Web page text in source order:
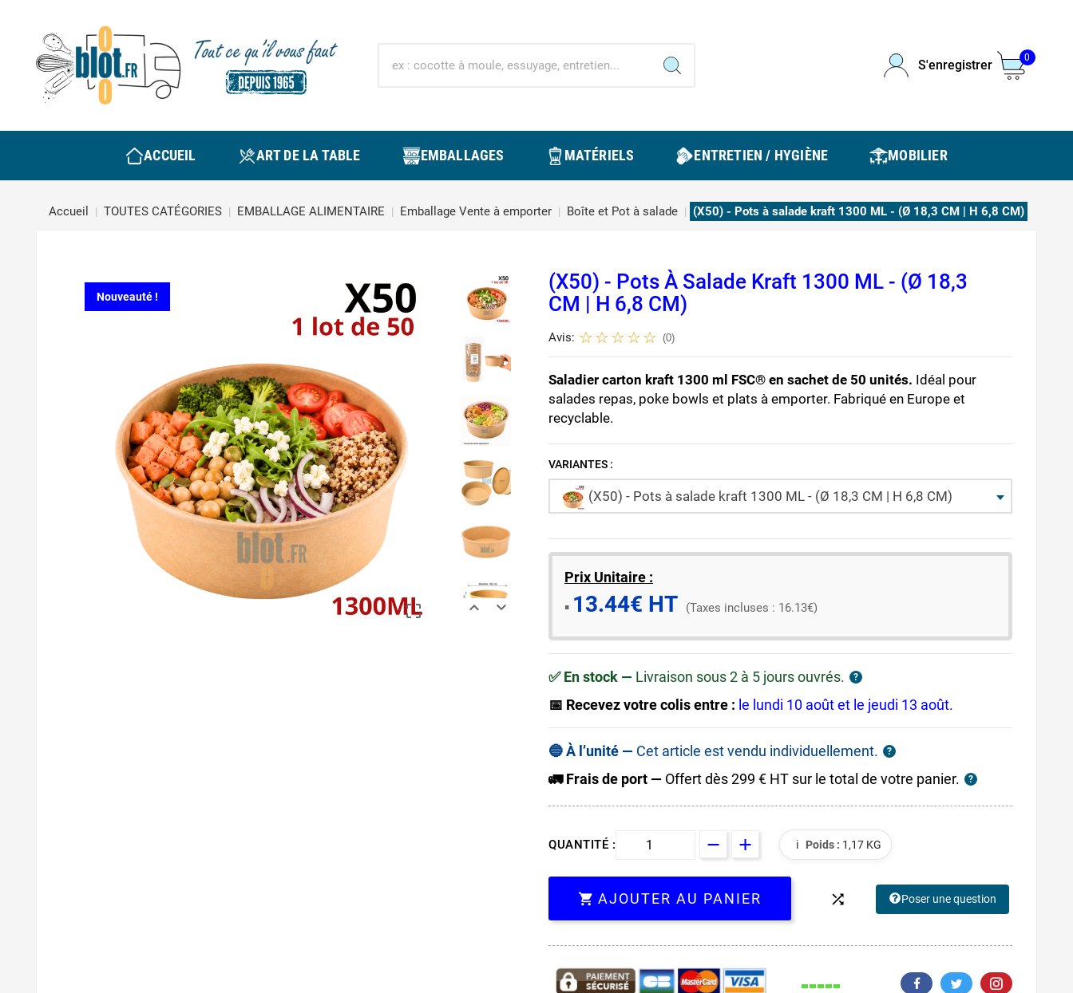
S'enregistrer
0
ACCUEIL ART DE LA TABLE EMBALLAGES MATÉRIELS ENTRETIEN / HYGIÈNE MOBILIER
Accueil TOUTES CATÉGORIES EMBALLAGE ALIMENTAIRE Emballage Vente à emporter Boîte et Pot à salade (X50) - Pots à salade kraft 1300 ML - (Ø 18,3 CM | H 6,8 CM)
Nouveauté !
  
(X50) - Pots À Salade Kraft 1300 ML - (Ø 18,3
CM | H 6,8 CM)
Avis: (0)
Saladier carton kraft 1300 ml FSC® en sachet de 50 unités. Idéal pour
salades repas, poke bowls et plats à emporter. Fabriqué en Europe et
recyclable.
VARIANTES :
(X50) - Pots à salade kraft 1300 ML - (Ø 18,3 CM | H 6,8 CM)
Prix Unitaire :
​▪️​ 13.44€ HT (Taxes incluses : 16.13€)
✅ En stock — Livraison sous 2 à 5 jours ouvrés. ?
📅 Recevez votre colis entre : le lundi 10 août et le jeudi 13 août.
🔵 À l’unité — Cet article est vendu individuellement. ?
🚛 Frais de port — Offert dès 299 € HT sur le total de votre panier. ?
ℹ️ Poids : 1,17 KG
QUANTITÉ :
 AJOUTER AU PANIER  Poser une question